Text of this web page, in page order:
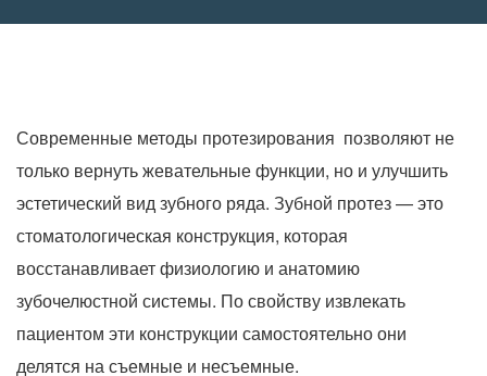
Современные методы протезирования позволяют не
только вернуть жевательные функции, но и улучшить
эстетический вид зубного ряда. Зубной протез — это
стоматологическая конструкция, которая
восстанавливает физиологию и анатомию
зубочелюстной системы. По свойству извлекать
пациентом эти конструкции самостоятельно они
делятся на съемные и несъемные.